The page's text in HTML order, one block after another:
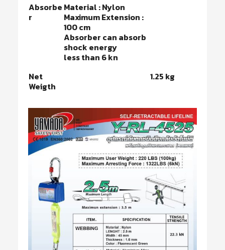
Absorbe
r
Material : Nylon
Maximum Extension :
100 cm
Absorber can absorb
shock energy
less than 6 kn
Net
Weigth
1.25 kg